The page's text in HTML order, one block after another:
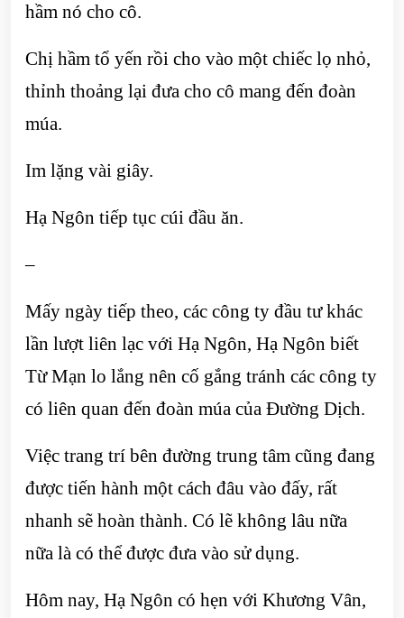
hầm nó cho cô.
Chị hầm tổ yến rồi cho vào một chiếc lọ nhỏ,
thỉnh thoảng lại đưa cho cô mang đến đoàn
múa.
Im lặng vài giây.
Hạ Ngôn tiếp tục cúi đầu ăn.
–
Mấy ngày tiếp theo, các công ty đầu tư khác
lần lượt liên lạc với Hạ Ngôn, Hạ Ngôn biết
Từ Mạn lo lắng nên cố gắng tránh các công ty
có liên quan đến đoàn múa của Đường Dịch.
Việc trang trí bên đường trung tâm cũng đang
được tiến hành một cách đâu vào đấy, rất
nhanh sẽ hoàn thành. Có lẽ không lâu nữa
nữa là có thể được đưa vào sử dụng.
Hôm nay, Hạ Ngôn có hẹn với Khương Vân,